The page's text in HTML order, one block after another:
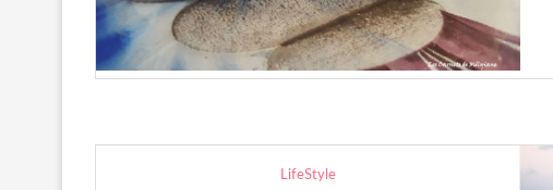
LifeStyle